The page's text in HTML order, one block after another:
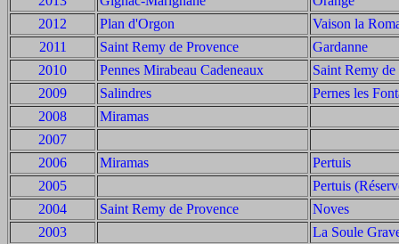
2012
Plan d'Orgon
Vaison la
2011
Saint Remy de Provence
Gardanne
2010
Pennes Mirabeau Cadeneaux
Saint Remy de
2009
Salindres
Pernes les
2008
Miramas
2007
2006
Miramas
Pertuis
2005
Pertuis
2004
Saint Remy de Provence
Noves
2003
La Soule